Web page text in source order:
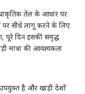
तेल के आधार पर
पर सीधे लागू करने के लिए
पूरे दिन इसकी समृद्ध
मात्रा की आवश्यकता
है और खाड़ी देशों